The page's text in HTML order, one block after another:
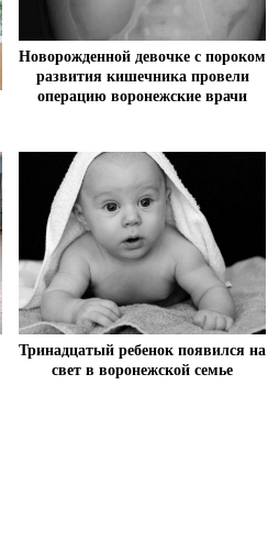
Новорожденной девочке с пороком
развития кишечника провели
операцию воронежские врачи
Тринадцатый ребенок появился на
свет в воронежской семье